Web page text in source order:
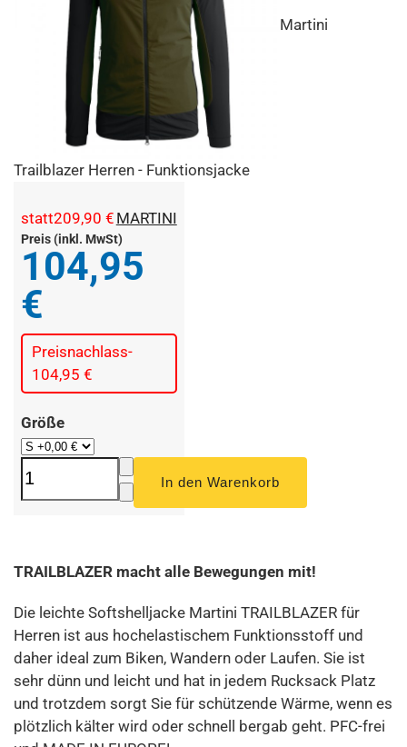
Martini
Trailblazer Herren - Funktionsjacke
MARTINI
statt209,90 €
Preis (inkl. MwSt)
104,95
€
Preisnachlass-
104,95 €
Größe
TRAILBLAZER macht alle Bewegungen mit!
Die leichte Softshelljacke Martini TRAILBLAZER für
Herren ist aus hochelastischem Funktionsstoff und
daher ideal zum Biken, Wandern oder Laufen. Sie ist
sehr dünn und leicht und hat in jedem Rucksack Platz
und trotzdem sorgt Sie für schützende Wärme, wenn es
plötzlich kälter wird oder schnell bergab geht. PFC-frei